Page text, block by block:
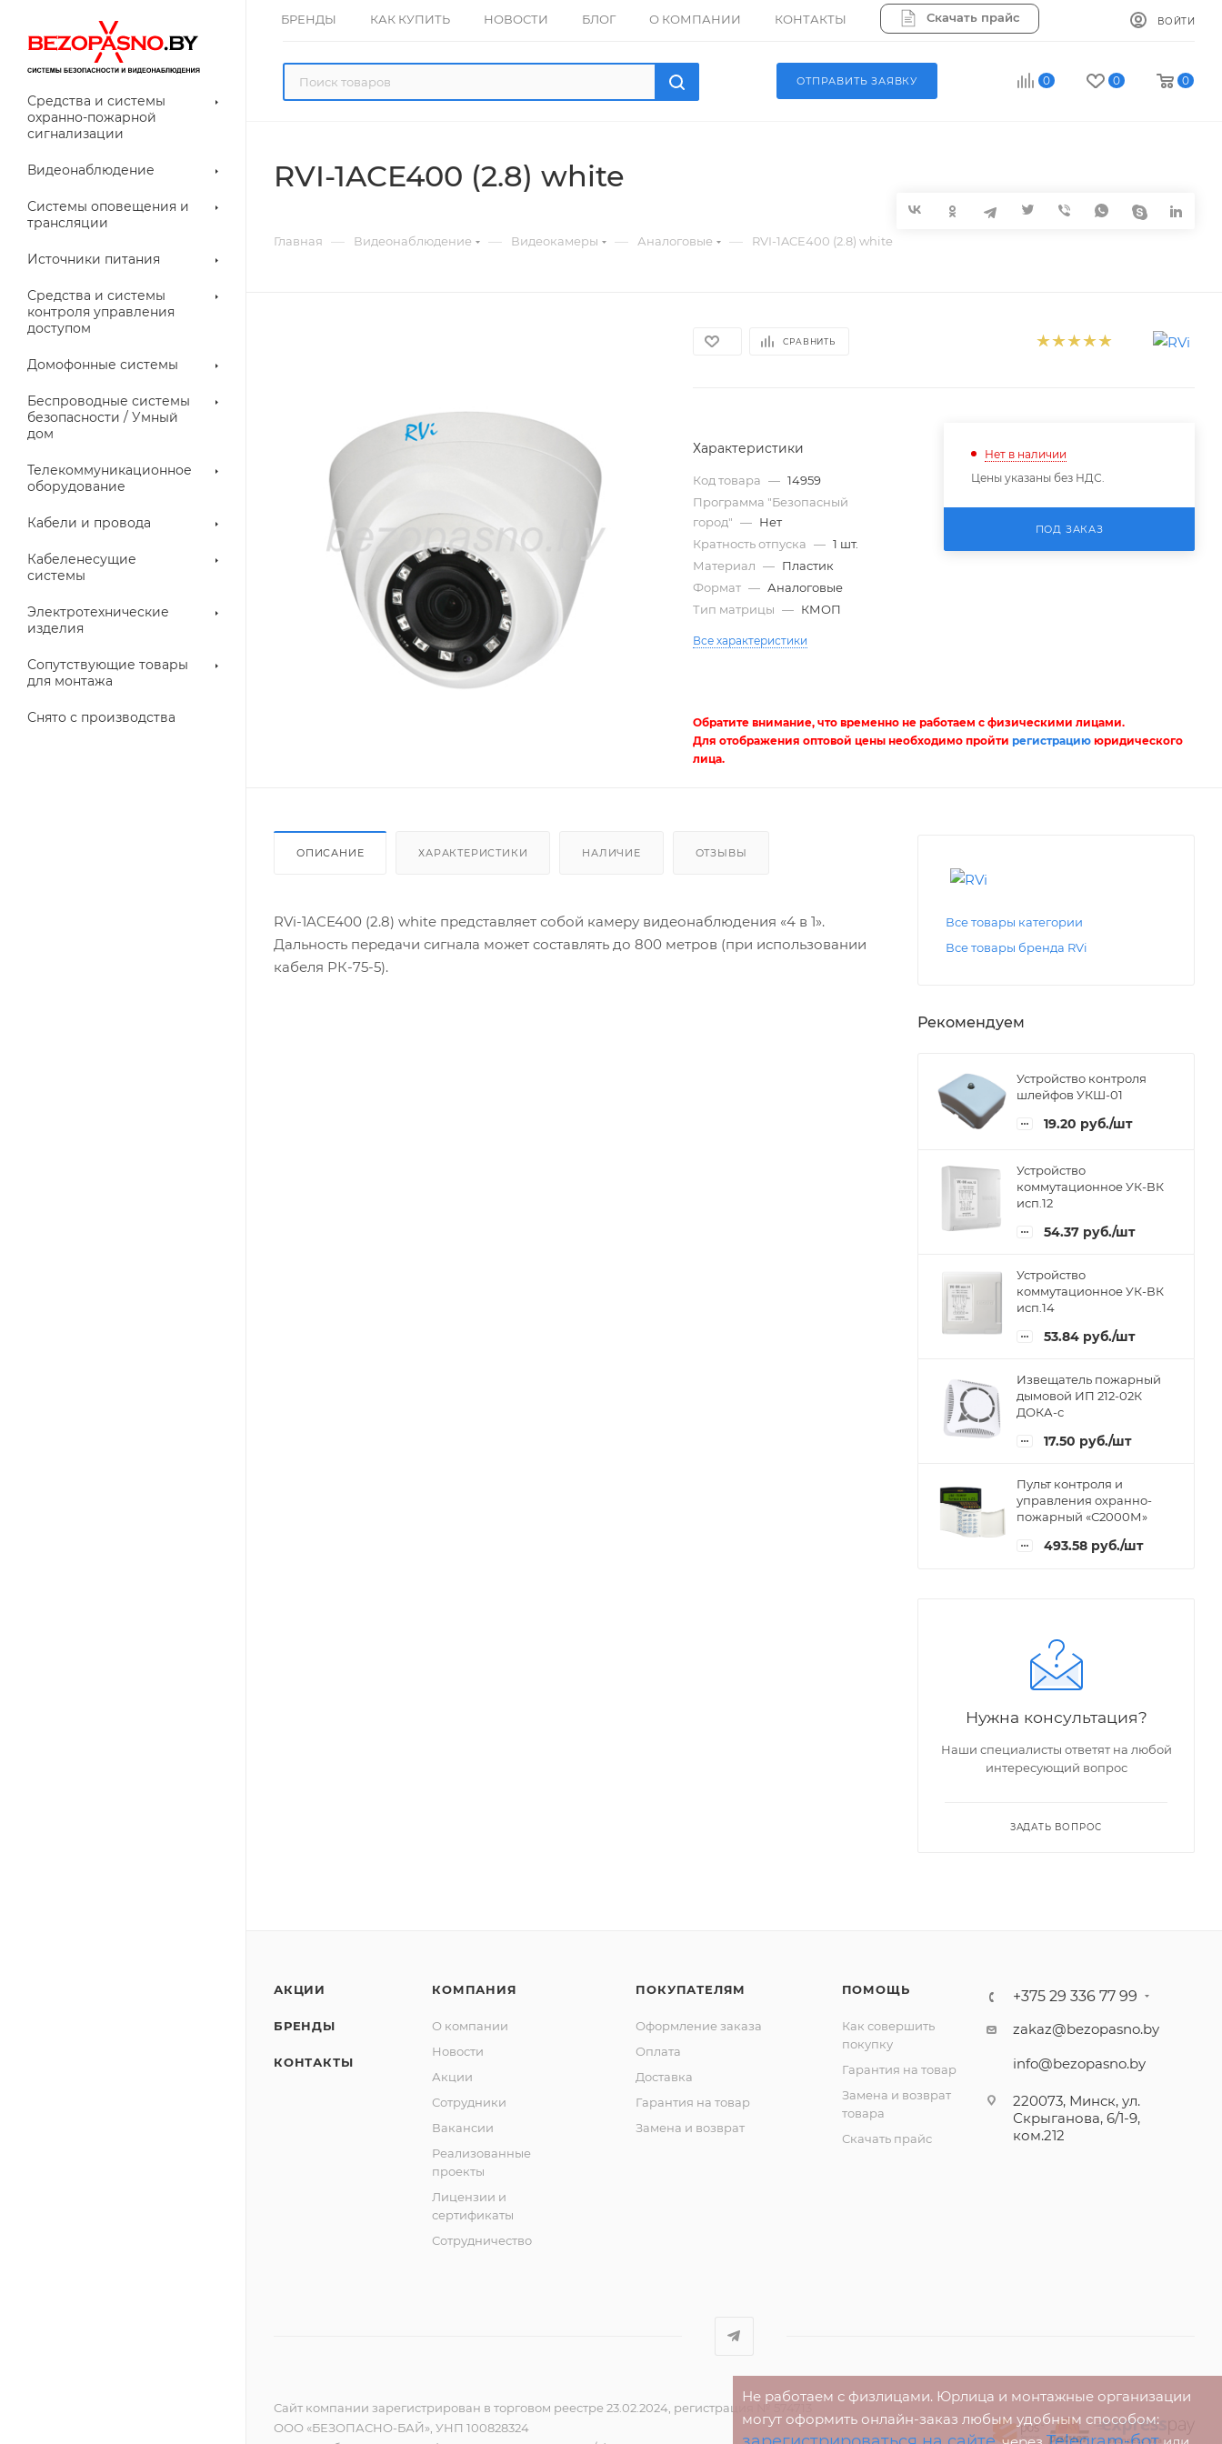
БРЕНДЫ КАК КУПИТЬ НОВОСТИ БЛОГ О КОМПАНИИ КОНТАКТЫ Скачать прайс ВОЙТИ
0 0 0
ОТПРАВИТЬ ЗАЯВКУ
Средства и системы
охранно-пожарной
сигнализации
Видеонаблюдение
для
Системы оповещения и
трансляции
указатели (табло)
Источники питания
Средства и системы
контроля управления
доступом
Домофонные системы
Беспроводные системы
безопасности / Умный
дом
Телекоммуникационное
оборудование
Кабели и провода
Кабеленесущие
системы
Трубы
электротехнические
Электротехнические
изделия
Сопутствующие товары
для монтажа
Снято с производства
RVI-1ACE400 (2.8) white
Главная — Видеонаблюдение — Видеокамеры — Аналоговые — RVI-1ACE400 (2.8) white
СРАВНИТЬ
Характеристики
Код товара — 14959
Программа "Безопасный
город" — Нет
Кратность отпуска — 1 шт.
Материал — Пластик
Формат — Аналоговые
Тип матрицы — КМОП
Все характеристики
Нет в наличии
Цены указаны без НДС.
ПОД ЗАКАЗ
Обратите внимание, что временно не работаем с физическими лицами.
Для отображения оптовой цены необходимо пройтирегистрацию юридического
лица.
ОПИСАНИЕ ХАРАКТЕРИСТИКИ НАЛИЧИЕ ОТЗЫВЫ
RVi-1ACE400 (2.8) white представляет собой камеру видеонаблюдения «4 в 1».
Дальность передачи сигнала может составлять до 800 метров (при использовании
кабеля РК-75-5).
Все товары категории
Все товары бренда RVi
Рекомендуем
Устройство контроля
шлейфов УКШ-01
19.20 руб./шт
Устройство
коммутационное УК-ВК
исп.12
54.37 руб./шт
Устройство
коммутационное УК-ВК
исп.14
53.84 руб./шт
Извещатель пожарный
дымовой ИП 212-02К
ДОКА-с
17.50 руб./шт
Пульт контроля и
управления охранно-
пожарный «С2000М»
493.58 руб./шт
Нужна консультация?
Наши специалисты ответят на любой
интересующий вопрос
ЗАДАТЬ ВОПРОС
АКЦИИ
БРЕНДЫ
КОНТАКТЫ
КОМПАНИЯ
О компании
Новости
Акции
Сотрудники
Вакансии
Реализованные
проекты
Лицензии и
сертификаты
Сотрудничество
ПОКУПАТЕЛЯМ
Оформление заказа
Оплата
Доставка
Гарантия на товар
Замена и возврат
ПОМОЩЬ
Как совершить
покупку
Гарантия на товар
Замена и возврат
товара
Скачать прайс
+375 29 336 77 99
zakaz@bezopasno.by
info@bezopasno.by
220073, Минск, ул.
Скрыганова, 6/1-9,
ком.212
Сайт компании зарегистрирован в торговом реестре 23.02.2024, регистрация № 574713
ООО «БЕЗОПАСНО-БАЙ», УНП 100828324
Не работаем с физлицами. Юрлица и монтажные организации
могут оформить онлайн-заказ любым удобным способом: